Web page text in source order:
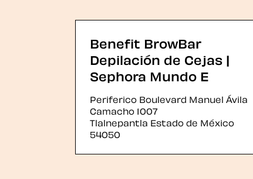
Benefit BrowBar
Depilación de Cejas |
Sephora Mundo E
Periferico Boulevard Manuel Ávila
Camacho 1007
Tlalnepantla Estado de México
54050